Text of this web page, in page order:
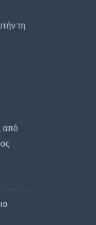
τη
από